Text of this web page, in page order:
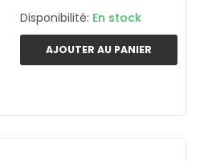
Disponibilité: En stock
AJOUTER AU PANIER